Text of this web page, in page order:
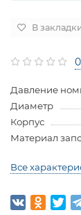
В
Давление
Диаметр
Корпус
Материал
Все